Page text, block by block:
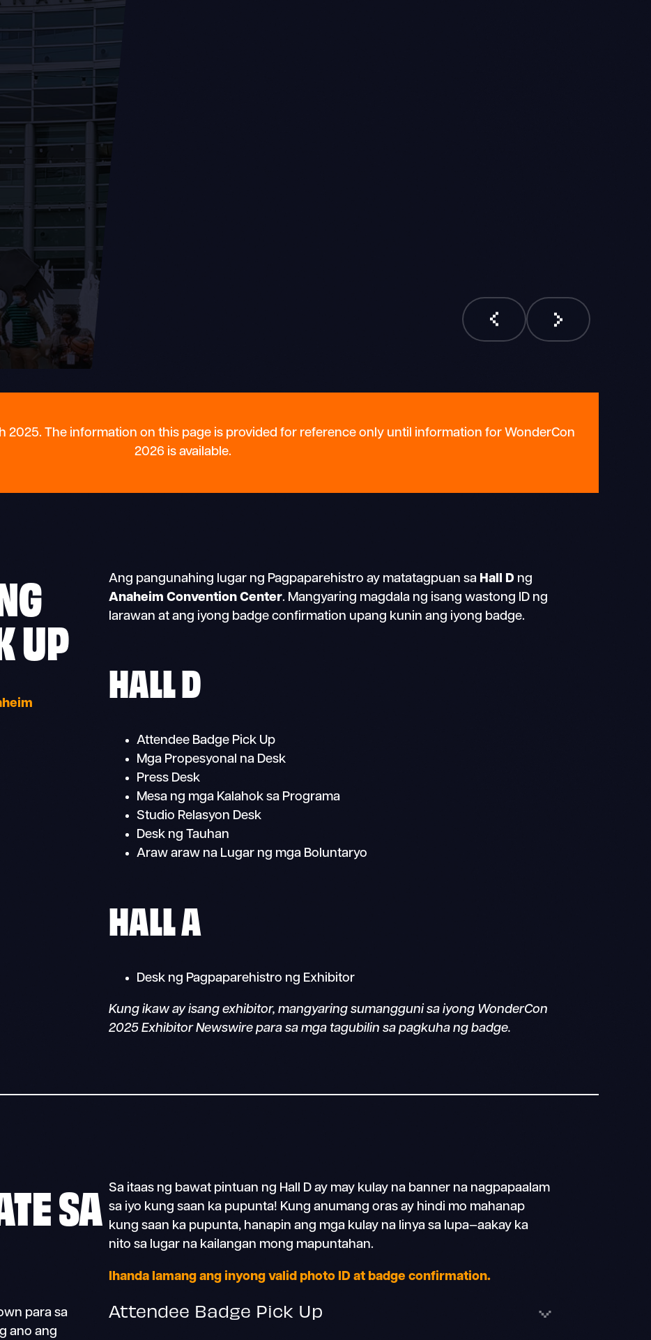
2025. The information on this page is provided for reference only until information for WonderCon
2026 is available.
UP
Ang pangunahing lugar ng Pagpaparehistro ay matatagpuan sa Hall D ng
Anaheim Convention Center. Mangyaring magdala ng isang wastong ID ng
larawan at ang iyong badge confirmation upang kunin ang iyong badge.
HALL D
Attendee Badge Pick Up
Mga Propesyonal na Desk
Press Desk
Mesa ng mga Kalahok sa Programa
Studio Relasyon Desk
Desk ng Tauhan
Araw araw na Lugar ng mga Boluntaryo
HALL A
Desk ng Pagpaparehistro ng Exhibitor
Kung ikaw ay isang exhibitor, mangyaring sumangguni sa iyong WonderCon
2025 Exhibitor Newswire para sa mga tagubilin sa pagkuha ng badge.
SA
para sa
ano ang
Sa itaas ng bawat pintuan ng Hall D ay may kulay na banner na nagpapaalam
sa iyo kung saan ka pupunta! Kung anumang oras ay hindi mo mahanap
kung saan ka pupunta, hanapin ang mga kulay na linya sa lupa—aakay ka
nito sa lugar na kailangan mong mapuntahan.
Ihanda lamang ang inyong valid photo ID at badge confirmation.
Attendee Badge Pick Up